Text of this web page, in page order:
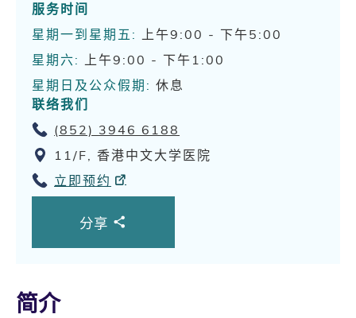
服务时间
星期一到星期五: 上午9:00 - 下午5:00
星期六: 上午9:00 - 下午1:00
星期日及公众假期: 休息
联络我们
(852) 3946 6188
11/F, 香港中文大学医院
立即预约
分享
简介